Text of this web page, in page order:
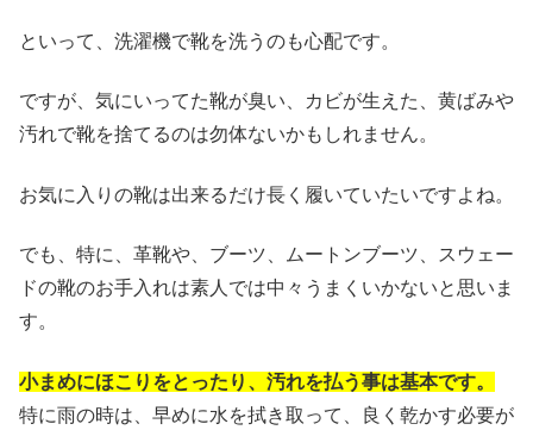
といって、洗濯機で靴を洗うのも心配です。
ですが、気にいってた靴が臭い、カビが生えた、黄ばみや
汚れで靴を捨てるのは勿体ないかもしれません。
お気に入りの靴は出来るだけ長く履いていたいですよね。
でも、特に、革靴や、ブーツ、ムートンブーツ、スウェー
ドの靴のお手入れは素人では中々うまくいかないと思いま
す。
小まめにほこりをとったり、汚れを払う事は基本です。
特に雨の時は、早めに水を拭き取って、良く乾かす必要が